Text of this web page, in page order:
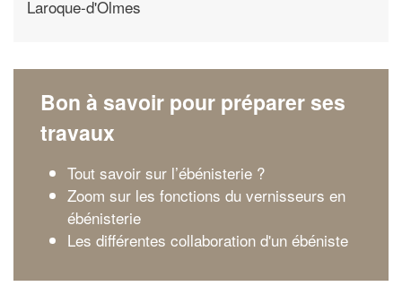
Laroque-d'Olmes
Bon à savoir pour préparer ses
travaux
Tout savoir sur l’ébénisterie ?
Zoom sur les fonctions du vernisseurs en
ébénisterie
Les différentes collaboration d'un ébéniste